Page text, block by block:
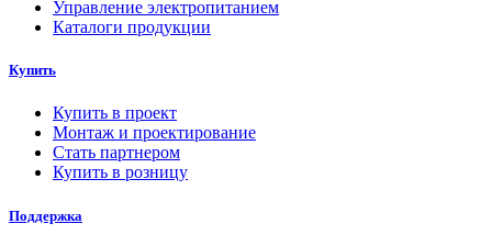
Управление электропитанием
Каталоги продукции
Купить
Купить в проект
Монтаж и проектирование
Стать партнером
Купить в розницу
Поддержка